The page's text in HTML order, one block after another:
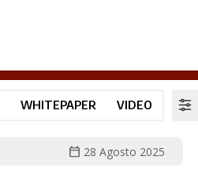
WHITEPAPER VIDEO
calendar_today 28 Agosto 2025